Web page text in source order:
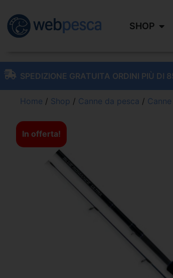
SHOP
SPEDIZIONE GRATUITA ORDINI PIÙ DI
Home / Shop / Canne da pesca /
In offerta!